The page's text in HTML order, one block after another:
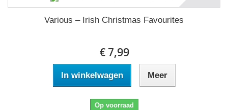
Various ‎– Irish Christmas Favourites
€ 7,99
In winkelwagen Meer
Op voorraad